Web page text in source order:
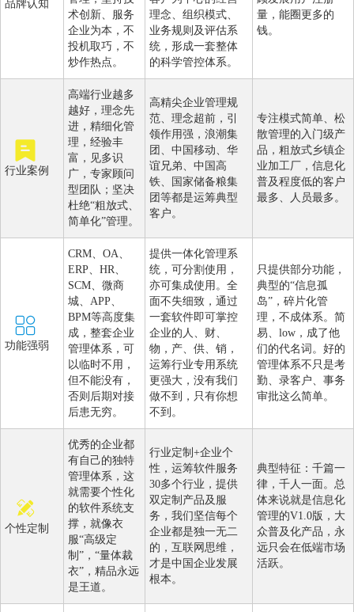
品牌认知
术创新、服务
企业为本，不
投机取巧，不
炒作热点。
理念、组织模式、
业务规则及评估系
统，形成一套整体
的科学管控体系。
量，能圈更多的
钱。
行业案例
高端行业越多
越好，理念先
进，精细化管
理，经验丰
富，见多识
广，专家顾问
型团队；坚决
杜绝“粗放式、
简单化”管理。
高精尖企业管理规
范、理念超前，引
领作用强，浪潮集
团、中国移动、华
谊兄弟、中国高
铁、国家储备粮集
团等都是运筹典型
客户。
专注模式简单、松
散管理的入门级产
品，粗放式乡镇企
业加工厂，信息化
普及程度低的客户
最多、人员最多。
功能强弱
CRM、OA、
ERP、HR、
SCM、微商
城、APP、
BPM等高度集
成，整套企业
管理体系，可
以临时不用，
但不能没有，
否则后期对接
后患无穷。
提供一体化管理系
统，可分割使用，
亦可集成使用。全
面不失细致，通过
一套软件即可掌控
企业的人、财、
物，产、供、销，
运筹行业专用系统
更强大，没有我们
做不到，只有你想
不到。
只提供部分功能，
典型的“信息孤
岛”，碎片化管
理，不成体系。简
易、low，成了他
们的代名词。好的
管理体系不只是考
勤、录客户、事务
审批这么简单。
个性定制
优秀的企业都
有自己的独特
管理体系，这
就需要个性化
的软件系统支
撑，就像衣
服“高级定
制”，“量体裁
衣”，精品永远
是王道。
行业定制+企业个
性，运筹软件服务
30多个行业，提供
双定制产品及服
务，我们坚信每个
企业都是独一无二
的，互联网思维，
才是中国企业发展
根本。
典型特征：千篇一
律，千人一面。总
体来说就是信息化
管理的V1.0版，大
众普及化产品，永
远只会在低端市场
活跃。